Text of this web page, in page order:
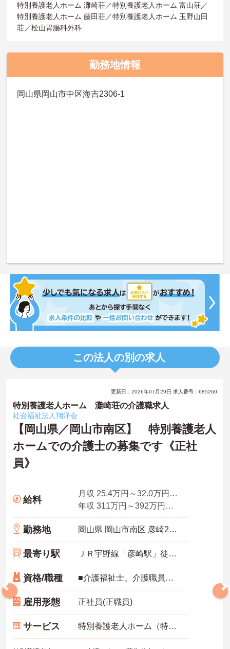
特別養護老人ホーム 灘崎荘／特別養護老人ホーム 富山荘／
特別養護老人ホーム 藤田荘／特別養護老人ホーム 玉野山田
荘／松山胃腸科外科
勤務地情報
岡山県岡山市中区海吉2306-1
この法人の別の求人
更新日：2026年07月29日 求人番号：685260
特別養護老人ホーム 灘崎荘の介護職求人
社会福祉法人翔洋会
【岡山県／岡山市南区】 特別養護老人
ホームでの介護士の募集です《正社
員》
給料
月収 25.4万円～32.0万円程度（夜勤5回分手当含む諸手当込）
年収 311万円～392万円程度（賞与3.05ヵ月の場合）
勤務地 岡山県 岡山市南区 彦崎2300
最寄り駅 ＪＲ宇野線「彦崎駅」徒歩13分
資格/職種 ■介護福祉士、介護職員実務者研修、介護職員初任者研修、ホームヘルパー1級、ホームヘルパー2級いずれかの資格をお持ちの方 ※未経験者相談可能
雇用形態 正社員(正職員)
サービス 特別養護老人ホーム（特養）